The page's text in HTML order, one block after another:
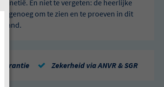
Venetië. En niet te vergeten: de heerlijke
genoeg om te zien en te proeven in dit
land.
Zekerheid via ANVR & SGR